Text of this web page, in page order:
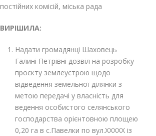
постійних комісій, міська рада
ВИРІШИЛА:
Надати громадянці Шаховець
Галині Петрівні дозвіл на розробку
проєкту землеустрою щодо
відведення земельної ділянки з
метою передачі у власність для
ведення особистого селянського
господарства орієнтовною площею
0,20 га в с.Павелки по вул.XXXXX із